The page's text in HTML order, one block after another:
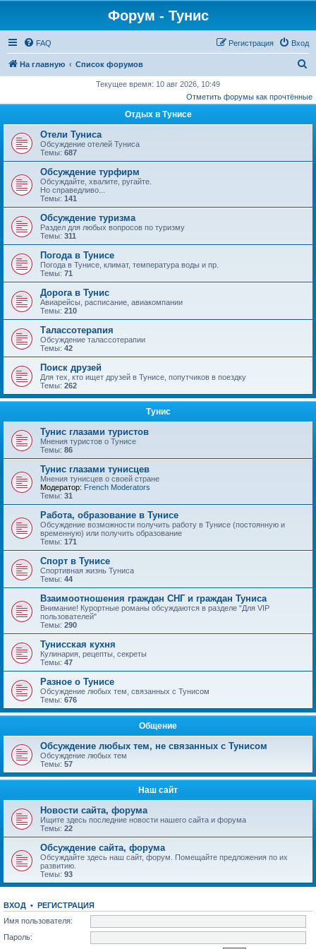
Форум - Тунис
FAQ Вход
Регистрация
На главную Список форумов
и
Текущее время: 10 авг 2026, 10:49
Отметить форумы как прочтённые
Отдых в Тунисе
Отели Туниса
Обсуждение отелей Туниса
Темы: 687
Обсуждение турфирм
Обсуждайте, хвалите, ругайте.
Но справедливо...
Темы: 141
Обсуждение туризма
Раздел для любых вопросов по туризму
Темы: 311
Погода в Тунисе
Погода в Тунисе, климат, температура воды и пр.
Темы: 71
Дорога в Тунис
Авиарейсы, расписание, авиакомпании
Темы: 210
Талассотерапия
Обсуждение талассотерапии
Темы: 42
Поиск друзей
Для тех, кто ищет друзей в Тунисе, попутчиков в поездку
Темы: 262
Тунис
Тунис глазами туристов
Мнения туристов о Тунисе
Темы: 86
Тунис глазами тунисцев
Мнения тунисцев о своей стране
Модератор: French Moderators
Темы: 31
Работа, образование в Тунисе
Обсуждение возможности получить работу в Тунисе (постоянную и
временную) или получить образование
Темы: 171
Спорт в Тунисе
Спортивная жизнь Туниса
Темы: 44
Взаимоотношения граждан СНГ и граждан Туниса
Внимание! Курортные романы обсуждаются в разделе "Для VIP
пользователей"
Темы: 290
Тунисская кухня
Кулинария, рецепты, секреты
Темы: 47
Разное о Тунисе
Обсуждение любых тем, связанных с Тунисом
Темы: 676
Общение
Обсуждение любых тем, не связанных с Тунисом
Обсуждение любых тем
Темы: 57
Наш сайт
Новости сайта, форума
Ищите здесь последние новости нашего сайта и форума
Темы: 22
Обсуждение сайта, форума
Обсуждайте здесь наш сайт, форум. Помещайте предложения по их
развитию.
Темы: 93
ВХОД • РЕГИСТРАЦИЯ
Имя пользователя:
Пароль: